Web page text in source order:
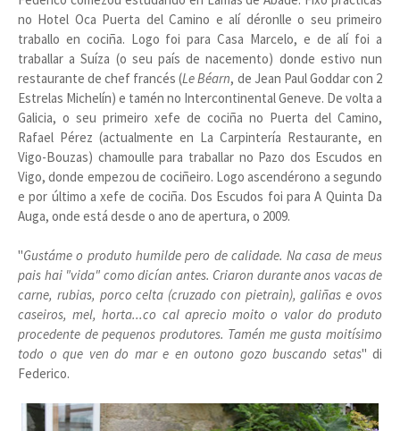
no Hotel Oca Puerta del Camino e alí déronlle o seu primeiro
traballo en cociña. Logo foi para Casa Marcelo, e de alí foi a
traballar a Suíza (o seu país de nacemento) donde estivo nun
restaurante de chef francés (Le Béarn, de Jean Paul Goddar con 2
Estrelas Michelín) e tamén no Intercontinental Geneve. De volta a
Galicia, o seu primeiro xefe de cociña no Puerta del Camino,
Rafael Pérez (actualmente en La Carpintería Restaurante, en
Vigo-Bouzas) chamoulle para traballar no Pazo dos Escudos en
Vigo, donde empezou de cociñeiro. Logo ascendérono a segundo
e por último a xefe de cociña. Dos Escudos foi para A Quinta Da
Auga, onde está desde o ano de apertura, o 2009.
"Gustáme o produto humilde pero de calidade. Na casa de meus
pais hai "vida" como dicían antes. Criaron durante anos vacas de
carne, rubias, porco celta (cruzado con pietrain), galiñas e ovos
caseiros, mel, horta...co cal aprecio moito o valor do produto
procedente de pequenos produtores. Tamén me gusta moitísimo
todo o que ven do mar e en outono gozo buscando setas" di
Federico.